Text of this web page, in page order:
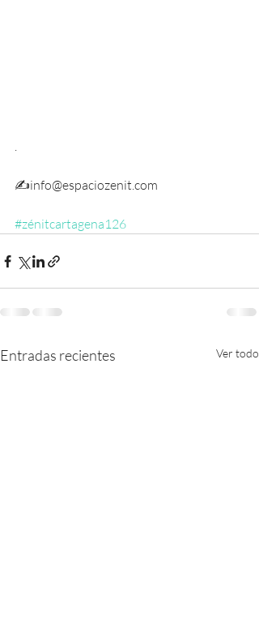
.
✍info@espaciozenit.com
#zénitcartagena126
Entradas recientes Ver todo